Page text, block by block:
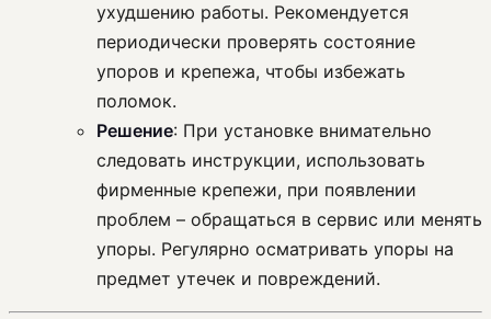
ухудшению работы. Рекомендуется
периодически проверять состояние
упоров и крепежа, чтобы избежать
поломок.
Решение: При установке внимательно
следовать инструкции, использовать
фирменные крепежи, при появлении
проблем – обращаться в сервис или менять
упоры. Регулярно осматривать упоры на
предмет утечек и повреждений.